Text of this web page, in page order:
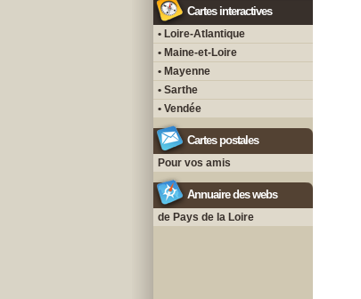
Cartes interactives
• Loire-Atlantique
• Maine-et-Loire
• Mayenne
• Sarthe
• Vendée
Cartes postales
Pour vos amis
Annuaire des webs
de Pays de la Loire